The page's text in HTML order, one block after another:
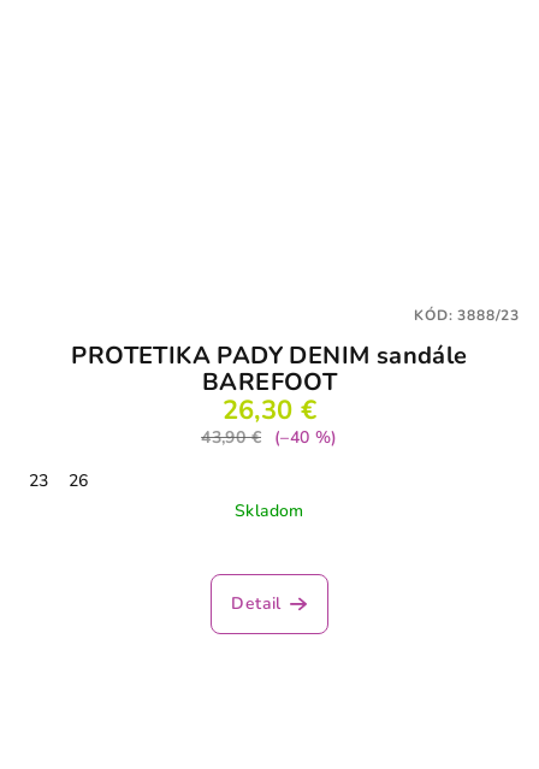
PROTETIKA PADY DENIM sandále
BAREFOOT
26,30 €
43,90 €
(–40 %)
23
26
Skladom
Detail
KÓD:3888/23